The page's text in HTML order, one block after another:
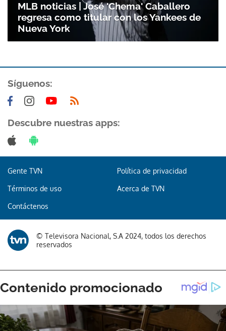
Gracias por suscribirte a nuestro boletín.
ACEPTAR
MLB noticias | José 'Chema' Caballero
regresa como titular con los Yankees de
Nueva York
Síguenos:
Descubre nuestras apps:
Gente TVN Política de privacidad
Términos de uso Acerca de TVN
Contáctenos
© Televisora Nacional, S.A 2024, todos los derechos
reservados